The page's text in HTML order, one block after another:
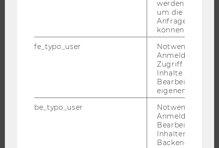
ÜBER DIE WU
ORGANISATION
EVENTS ARCHIV
werden.
um die Antwort
Anfrage
können.
fe_typo_user
Notwendig für
Anmeldung und
Zugriff auf
Inhalte oder zur
Bearbeitung des
eigenen Profils.
be_typo_user
Notwendig für
Anmeldung und
Bearbeitung von
Inhalten im
Backend.